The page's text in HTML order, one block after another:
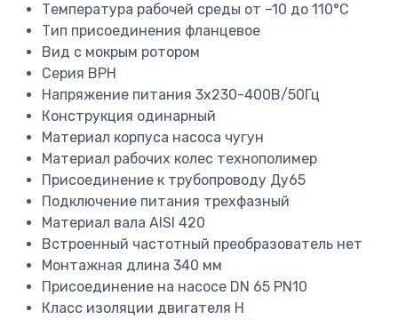
Температура рабочей среды от –10 до 110°C
Тип присоединения фланцевое
Вид с мокрым ротором
Серия BPH
Напряжение питания 3х230-400В/50Гц
Конструкция одинарный
Материал корпуса насоса чугун
Материал рабочих колес технополимер
Присоединение к трубопроводу Ду65
Подключение питания трехфазный
Материал вала AISI 420
Встроенный частотный преобразователь нет
Монтажная длина 340 мм
Присоединение на насосе DN 65 PN10
Класс изоляции двигателя H